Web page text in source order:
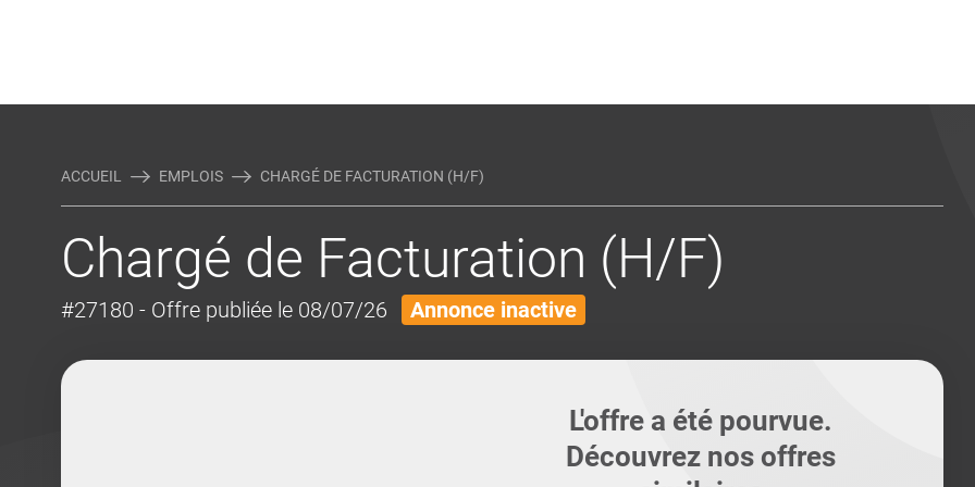
ACCUEIL EMPLOIS CHARGÉ DE FACTURATION (H/F)
Chargé de Facturation (H/F)
#27180 - Offre publiée le 08/07/26 Annonce inactive
L'offre a été pourvue.
Découvrez nos offres